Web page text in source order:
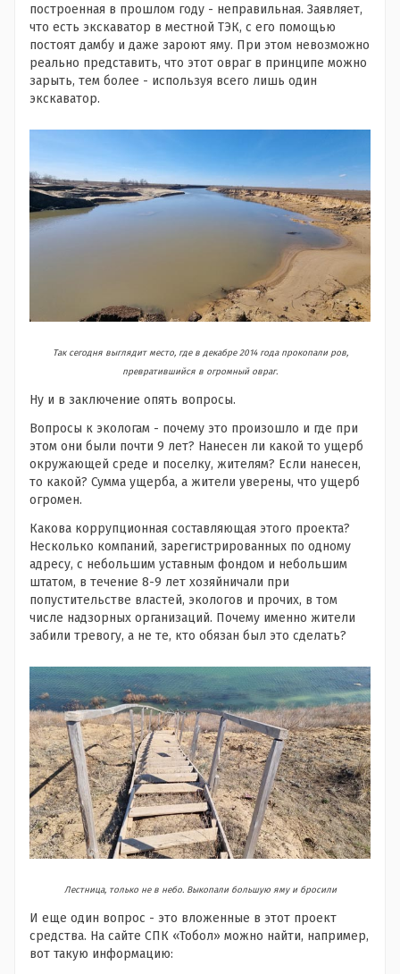
построенная в прошлом году - неправильная. Заявляет,
что есть экскаватор в местной ТЭК, с его помощью
постоят дамбу и даже зароют яму. При этом невозможно
реально представить, что этот овраг в принципе можно
зарыть, тем более - используя всего лишь один
экскаватор.
Так сегодня выглядит место, где в декабре 2014 года прокопали ров,
превратившийся в огромный овраг.
Ну и в заключение опять вопросы.
Вопросы к экологам - почему это произошло и где при
этом они были почти 9 лет? Нанесен ли какой то ущерб
окружающей среде и поселку, жителям? Если нанесен,
то какой? Сумма ущерба, а жители уверены, что ущерб
огромен.
Какова коррупционная составляющая этого проекта?
Несколько компаний, зарегистрированных по одному
адресу, с небольшим уставным фондом и небольшим
штатом, в течение 8-9 лет хозяйничали при
попустительстве властей, экологов и прочих, в том
числе надзорных организаций. Почему именно жители
забили тревогу, а не те, кто обязан был это сделать?
Лестница, только не в небо. Выкопали большую яму и бросили
И еще один вопрос - это вложенные в этот проект
средства. На сайте СПК «Тобол» можно найти, например,
вот такую информацию: